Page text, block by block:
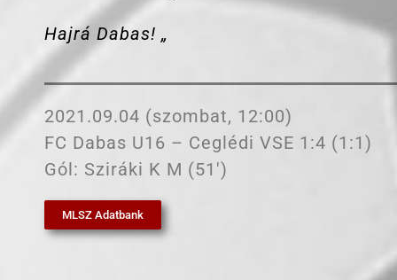
Hajrá Dabas! „
2021.09.04 (szombat, 12:00)
FC Dabas U16 – Ceglédi VSE 1:4 (1:1)
Gól: Sziráki K M (51′)
MLSZ Adatbank